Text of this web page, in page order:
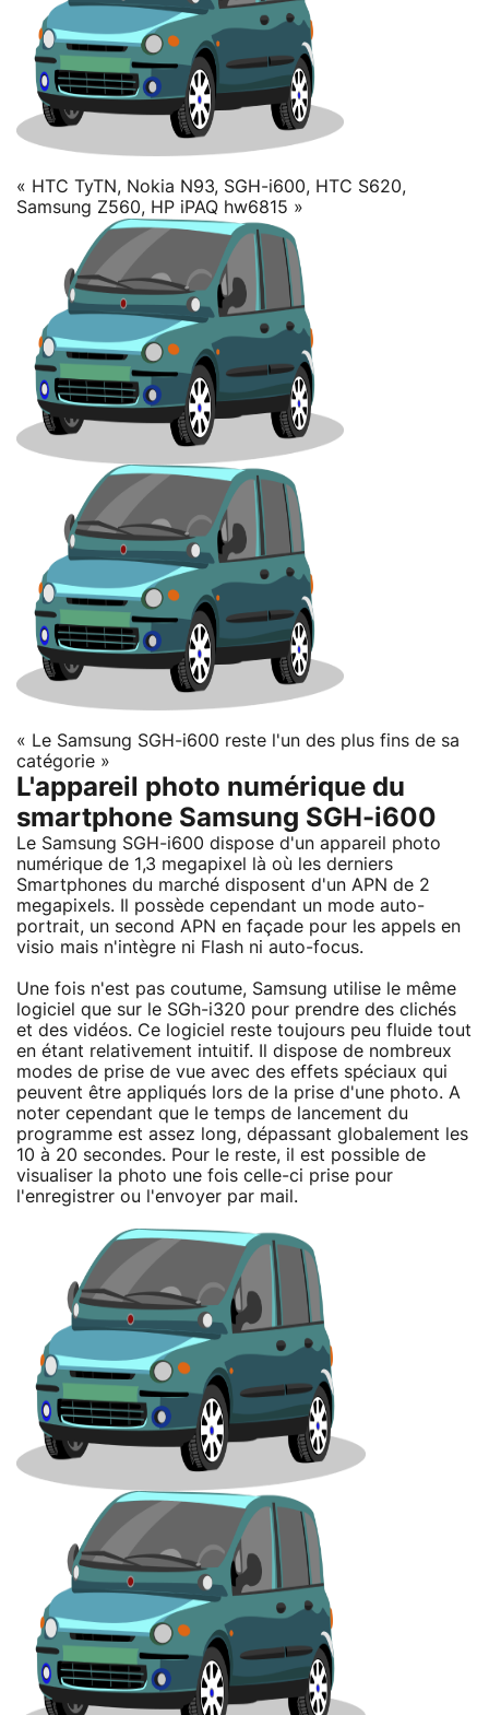
« HTC TyTN, Nokia N93, SGH-i600, HTC S620,
Samsung Z560, HP iPAQ hw6815 »
« Le Samsung SGH-i600 reste l'un des plus fins de sa
catégorie »
L'appareil photo numérique du
smartphone Samsung SGH-i600
Le Samsung SGH-i600 dispose d'un appareil photo
numérique de 1,3 megapixel là où les derniers
Smartphones du marché disposent d'un APN de 2
megapixels. Il possède cependant un mode auto-
portrait, un second APN en façade pour les appels en
visio mais n'intègre ni Flash ni auto-focus.
Une fois n'est pas coutume, Samsung utilise le même
logiciel que sur le SGh-i320 pour prendre des clichés
et des vidéos. Ce logiciel reste toujours peu fluide tout
en étant relativement intuitif. Il dispose de nombreux
modes de prise de vue avec des effets spéciaux qui
peuvent être appliqués lors de la prise d'une photo. A
noter cependant que le temps de lancement du
programme est assez long, dépassant globalement les
10 à 20 secondes. Pour le reste, il est possible de
visualiser la photo une fois celle-ci prise pour
l'enregistrer ou l'envoyer par mail.